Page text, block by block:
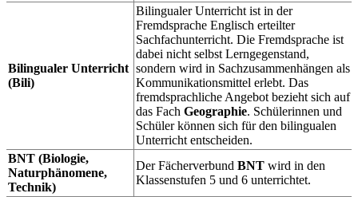
Bilingualer Unterricht
(Bili)
Bilingualer Unterricht ist in der
Fremdsprache Englisch erteilter
Sachfachunterricht. Die Fremdsprache ist
dabei nicht selbst Lerngegenstand,
sondern wird in Sachzusammenhängen als
Kommunikationsmittel erlebt. Das
fremdsprachliche Angebot bezieht sich auf
das Fach Geographie. Schülerinnen und
Schüler können sich für den bilingualen
Unterricht entscheiden.
BNT (Biologie,
Naturphänomene,
Technik)
Der Fächerverbund BNT wird in den
Klassenstufen 5 und 6 unterrichtet.